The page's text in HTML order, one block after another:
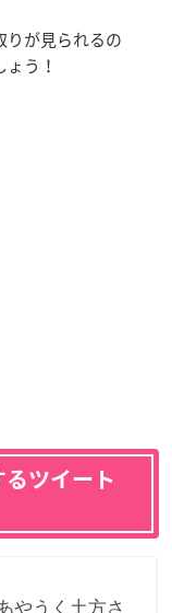
りが見られるの
う！
ツイート